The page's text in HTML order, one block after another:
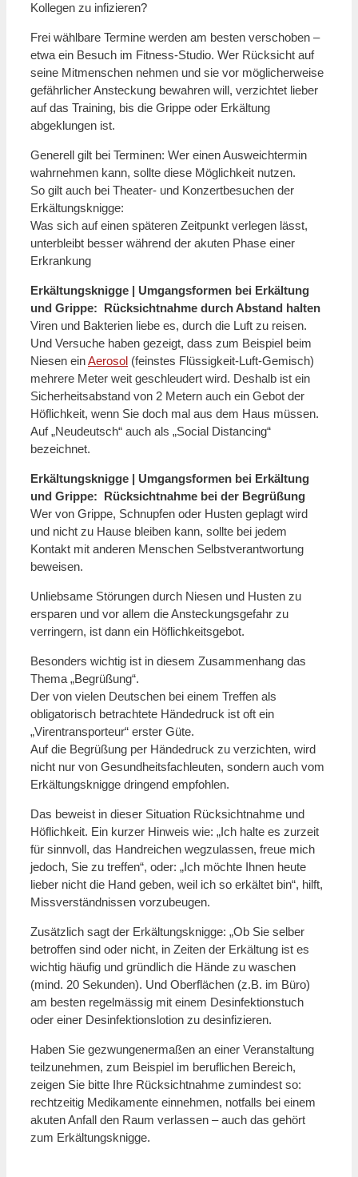
Kollegen zu infizieren?
Frei wählbare Termine werden am besten verschoben –
etwa ein Besuch im Fitness-Studio. Wer Rücksicht auf
seine Mitmenschen nehmen und sie vor möglicherweise
gefährlicher Ansteckung bewahren will, verzichtet lieber
auf das Training, bis die Grippe oder Erkältung
abgeklungen ist.
Generell gilt bei Terminen: Wer einen Ausweichtermin
wahrnehmen kann, sollte diese Möglichkeit nutzen.
So gilt auch bei Theater- und Konzertbesuchen der
Erkältungsknigge:
Was sich auf einen späteren Zeitpunkt verlegen lässt,
unterbleibt besser während der akuten Phase einer
Erkrankung
Erkältungsknigge | Umgangsformen bei Erkältung
und Grippe: Rücksichtnahme durch Abstand halten
Viren und Bakterien liebe es, durch die Luft zu reisen.
Und Versuche haben gezeigt, dass zum Beispiel beim
Niesen einAerosol (feinstes Flüssigkeit-Luft-Gemisch)
mehrere Meter weit geschleudert wird. Deshalb ist ein
Sicherheitsabstand von 2 Metern auch ein Gebot der
Höflichkeit, wenn Sie doch mal aus dem Haus müssen.
Auf „Neudeutsch“ auch als „Social Distancing“
bezeichnet.
Erkältungsknigge | Umgangsformen bei Erkältung
und Grippe: Rücksichtnahme bei der Begrüßung
Wer von Grippe, Schnupfen oder Husten geplagt wird
und nicht zu Hause bleiben kann, sollte bei jedem
Kontakt mit anderen Menschen Selbstverantwortung
beweisen.
Unliebsame Störungen durch Niesen und Husten zu
ersparen und vor allem die Ansteckungsgefahr zu
verringern, ist dann ein Höflichkeitsgebot.
Besonders wichtig ist in diesem Zusammenhang das
Thema „Begrüßung“.
Der von vielen Deutschen bei einem Treffen als
obligatorisch betrachtete Händedruck ist oft ein
„Virentransporteur“ erster Güte.
Auf die Begrüßung per Händedruck zu verzichten, wird
nicht nur von Gesundheitsfachleuten, sondern auch vom
Erkältungsknigge dringend empfohlen.
Das beweist in dieser Situation Rücksichtnahme und
Höflichkeit. Ein kurzer Hinweis wie: „Ich halte es zurzeit
für sinnvoll, das Handreichen wegzulassen, freue mich
jedoch, Sie zu treffen“, oder: „Ich möchte Ihnen heute
lieber nicht die Hand geben, weil ich so erkältet bin“, hilft,
Missverständnissen vorzubeugen.
Zusätzlich sagt der Erkältungsknigge: „Ob Sie selber
betroffen sind oder nicht, in Zeiten der Erkältung ist es
wichtig häufig und gründlich die Hände zu waschen
(mind. 20 Sekunden). Und Oberflächen (z.B. im Büro)
am besten regelmässig mit einem Desinfektionstuch
oder einer Desinfektionslotion zu desinfizieren.
Haben Sie gezwungenermaßen an einer Veranstaltung
teilzunehmen, zum Beispiel im beruflichen Bereich,
zeigen Sie bitte Ihre Rücksichtnahme zumindest so:
rechtzeitig Medikamente einnehmen, notfalls bei einem
akuten Anfall den Raum verlassen – auch das gehört
zum Erkältungsknigge.